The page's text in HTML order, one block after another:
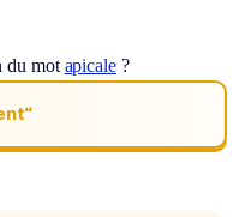
du mot apicale ?